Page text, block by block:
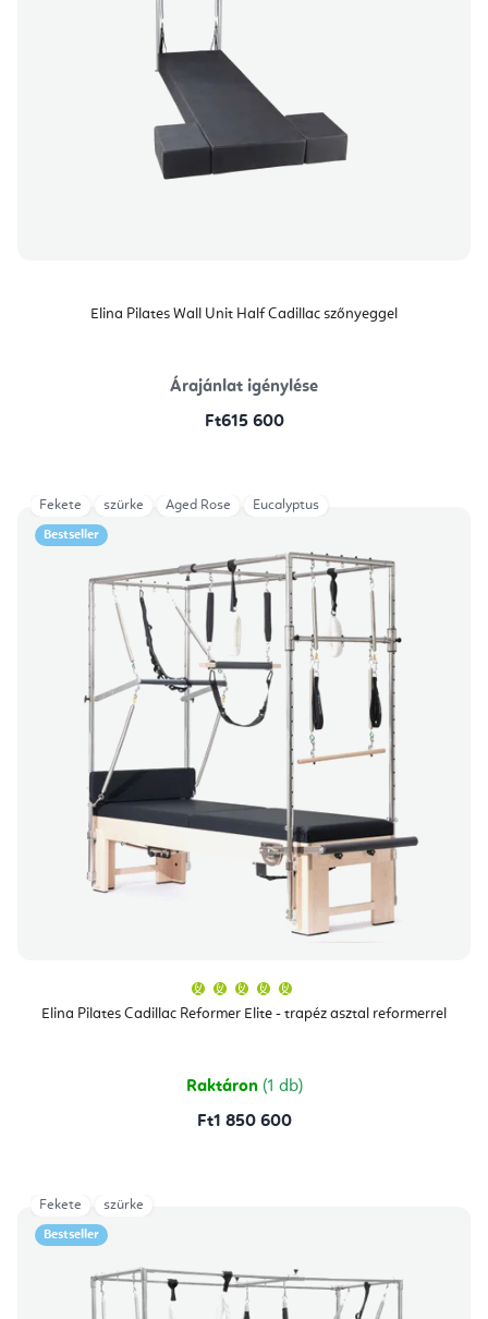
Elina Pilates Wall Unit Half Cadillac szőnyeggel
Árajánlat igénylése
Ft615 600
Bestseller
Elina Pilates Cadillac Reformer Elite - trapéz asztal reformerrel
átlagos
értékelése
csillag.
Raktáron (1 db)
Ft1 850 600
Fekete szürke Aged Rose Eucalyptus
Bestseller
Fekete szürke